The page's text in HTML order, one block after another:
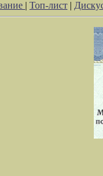
| Топ-лист |